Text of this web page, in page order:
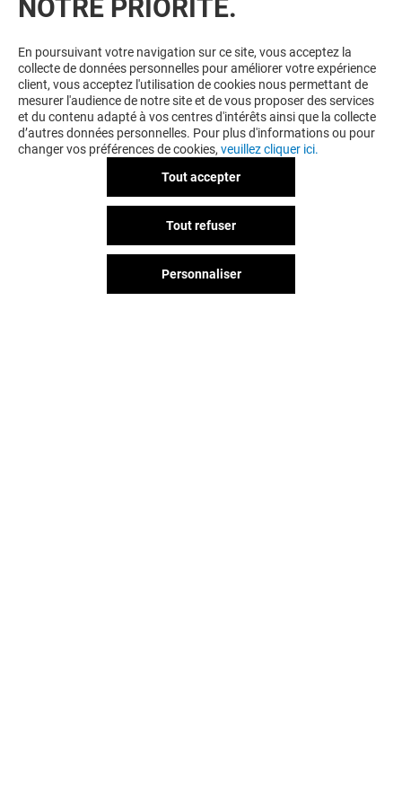
Voir condition en magasin.
NOTRE PRIORITÉ.
En poursuivant votre navigation sur ce site, vous acceptez la
collecte de données personnelles pour améliorer votre expérience
client, vous acceptez l'utilisation de cookies nous permettant de
mesurer l'audience de notre site et de vous proposer des services
et du contenu adapté à vos centres d'intérêts ainsi que la collecte
d’autres données personnelles. Pour plus d'informations ou pour
changer vos préférences de cookies, veuillez cliquer ici.
Tout accepter
Tout refuser
Personnaliser